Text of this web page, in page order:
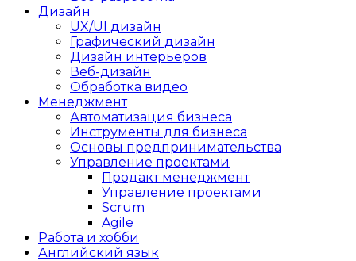
Дизайн
UX/UI дизайн
Графический дизайн
Дизайн интерьеров
Веб-дизайн
Обработка видео
Менеджмент
Автоматизация бизнеса
Инструменты для бизнеса
Основы предпринимательства
Управление проектами
Продакт менеджмент
Управление проектами
Scrum
Agile
Работа и хобби
Английский язык